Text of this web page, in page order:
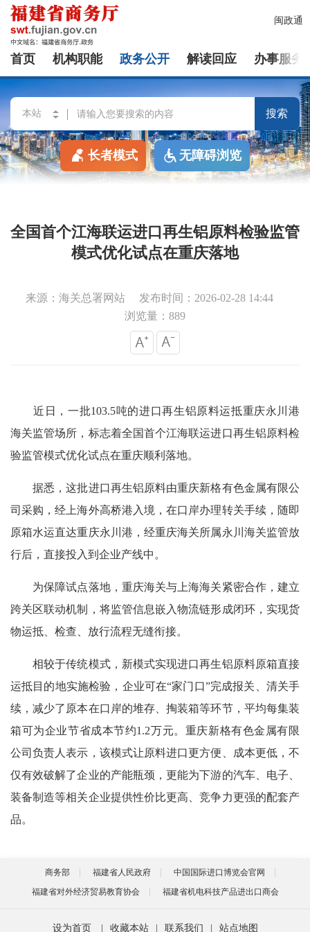
闽政通
首页 机构职能 政务公开 解读回应 办事服务
搜索
长者模式 无障碍浏览
全国首个江海联运进口再生铝原料检验监管
模式优化试点在重庆落地
来源：海关总署网站
发布时间：2026-02-28 14:44
浏览量：889
近日，一批103.5吨的进口再生铝原料运抵重庆永川港
海关监管场所，标志着全国首个江海联运进口再生铝原料检
验监管模式优化试点在重庆顺利落地。
据悉，这批进口再生铝原料由重庆新格有色金属有限公
司采购，经上海外高桥港入境，在口岸办理转关手续，随即
原箱水运直达重庆永川港，经重庆海关所属永川海关监管放
行后，直接投入到企业产线中。
为保障试点落地，重庆海关与上海海关紧密合作，建立
跨关区联动机制，将监管信息嵌入物流链形成闭环，实现货
物运抵、检查、放行流程无缝衔接。
相较于传统模式，新模式实现进口再生铝原料原箱直接
运抵目的地实施检验，企业可在“家门口”完成报关、清关手
续，减少了原本在口岸的堆存、掏装箱等环节，平均每集装
箱可为企业节省成本节约1.2万元。重庆新格有色金属有限
公司负责人表示，该模式让原料进口更方便、成本更低，不
仅有效破解了企业的产能瓶颈，更能为下游的汽车、电子、
装备制造等相关企业提供性价比更高、竞争力更强的配套产
品。
商务部 福建省人民政府
中国国际进口博览会官网
福建省对外经济贸易教育协会
福建省机电科技产品进出口商会
设为首页 收藏本站 联系我们 站点地图